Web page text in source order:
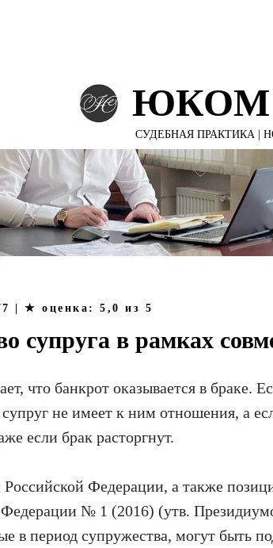
ЮКОМ |
СУДЕБНАЯ ПРАКТИКА |
| ★ оценка: 5,0 из 5
супруга в рамках
что банкрот оказывается в браке.
не имеет к ним отношения, а
если брак расторгнут.
Федерации, а также
№ 1 (2016) (утв.
в период супружества, могут быть